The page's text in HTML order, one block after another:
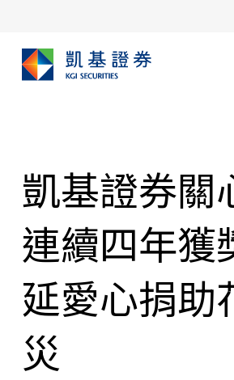
凱基證券關
連續四年獲
延愛心捐助
災